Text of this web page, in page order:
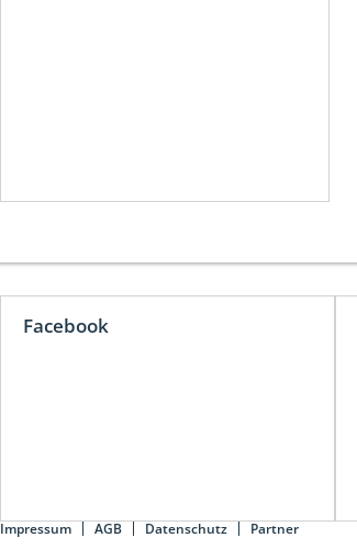
Facebook
Impressum AGB Datenschutz Partner